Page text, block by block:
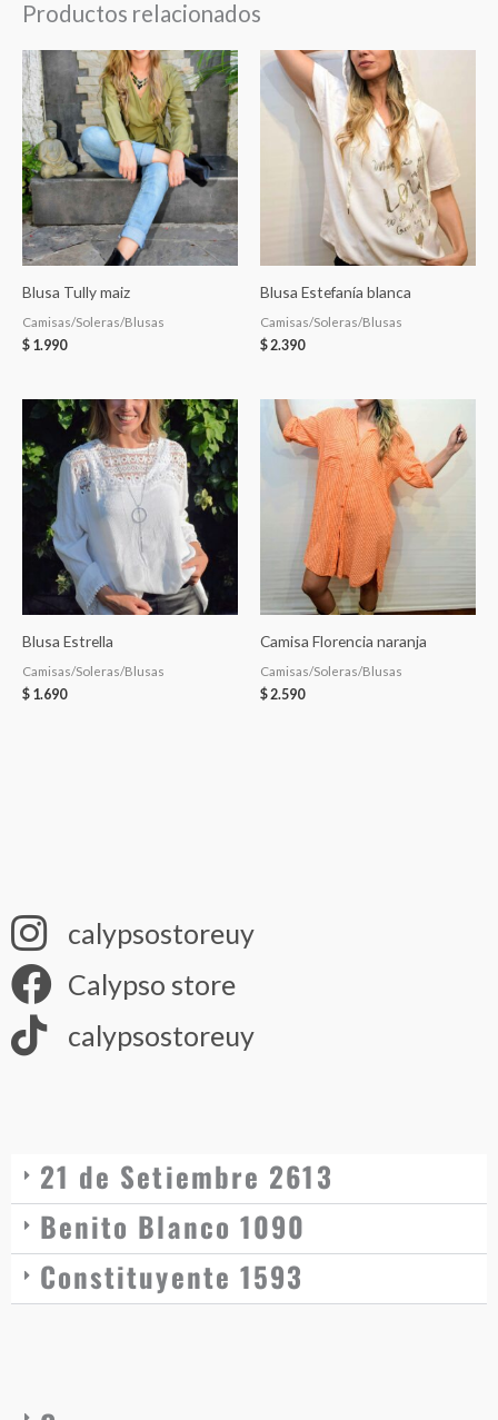
Productos relacionados
Blusa Tully maiz
Camisas/Soleras/Blusas
$ 1.990
Blusa Estefanía blanca
Camisas/Soleras/Blusas
$ 2.390
Blusa Estrella
Camisas/Soleras/Blusas
$ 1.690
Camisa Florencia naranja
Camisas/Soleras/Blusas
$ 2.590
calypsostoreuy
Calypso store
calypsostoreuy
21 de Setiembre 2613
Benito Blanco 1090
Constituyente 1593